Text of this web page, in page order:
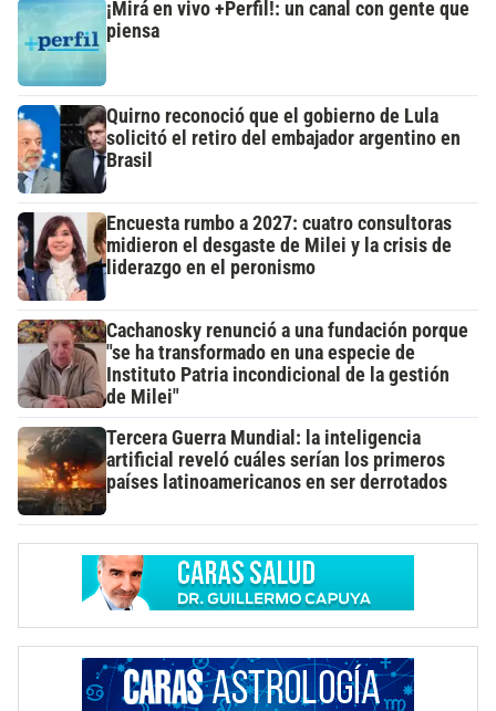
¡Mirá en vivo +Perfil!: un canal con gente que
piensa
Quirno reconoció que el gobierno de Lula
solicitó el retiro del embajador argentino en
Brasil
Encuesta rumbo a 2027: cuatro consultoras
midieron el desgaste de Milei y la crisis de
liderazgo en el peronismo
Cachanosky renunció a una fundación porque
"se ha transformado en una especie de
Instituto Patria incondicional de la gestión
de Milei"
Tercera Guerra Mundial: la inteligencia
artificial reveló cuáles serían los primeros
países latinoamericanos en ser derrotados